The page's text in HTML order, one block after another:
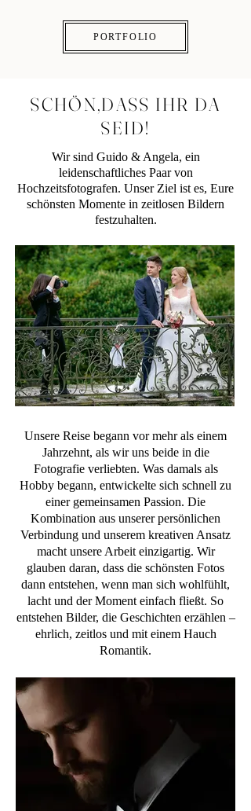
PORTFOLIO
SCHÖN,DASS IHR DA
SEID!
Wir sind Guido & Angela, ein
leidenschaftliches Paar von
Hochzeitsfotografen. Unser Ziel ist es, Eure
schönsten Momente in zeitlosen Bildern
festzuhalten.
Unsere Reise begann vor mehr als einem
Jahrzehnt, als wir uns beide in die
Fotografie verliebten. Was damals als
Hobby begann, entwickelte sich schnell zu
einer gemeinsamen Passion. Die
Kombination aus unserer persönlichen
Verbindung und unserem kreativen Ansatz
macht unsere Arbeit einzigartig. Wir
glauben daran, dass die schönsten Fotos
dann entstehen, wenn man sich wohlfühlt,
lacht und der Moment einfach fließt. So
entstehen Bilder, die Geschichten erzählen –
ehrlich, zeitlos und mit einem Hauch
Romantik.